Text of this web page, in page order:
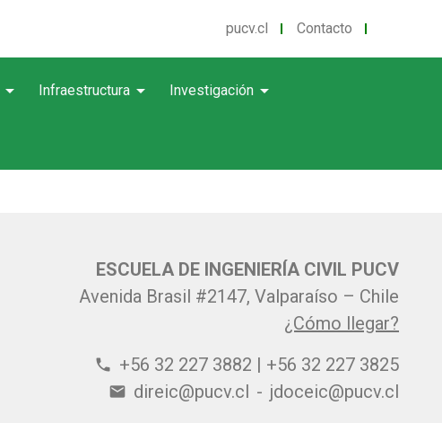
pucv.cl Contacto
arrow_drop_down Infraestructura arrow_drop_down Investigación arrow_drop_down
ESCUELA DE INGENIERÍA CIVIL PUCV
Avenida Brasil #2147, Valparaíso – Chile
¿Cómo llegar?
phone +56 32 227 3882 | +56 32 227 3825
email direic@pucv.cl - jdoceic@pucv.cl